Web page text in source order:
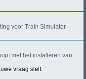
voor Train Simulator
met het installeren van
vraag stelt.